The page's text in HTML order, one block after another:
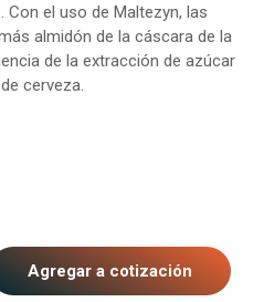
el uso de Maltezyn, las
almidón de la cáscara de la
de la extracción de azúcar
cerveza.
Agregar a cotización